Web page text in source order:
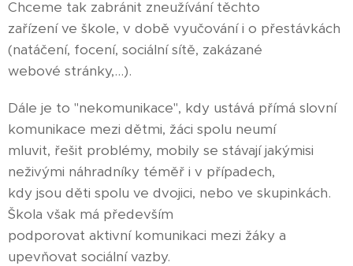
Chceme tak zabránit zneužívání těchto
zařízení ve škole, v době vyučování i o přestávkách
(natáčení, focení, sociální sítě, zakázané
webové stránky,...).
Dále je to "nekomunikace", kdy ustává přímá slovní
komunikace mezi dětmi, žáci spolu neumí
mluvit, řešit problémy, mobily se stávají jakýmisi
neživými náhradníky téměř i v případech,
kdy jsou děti spolu ve dvojici, nebo ve skupinkách.
Škola však má především
podporovat aktivní komunikaci mezi žáky a
upevňovat sociální vazby.